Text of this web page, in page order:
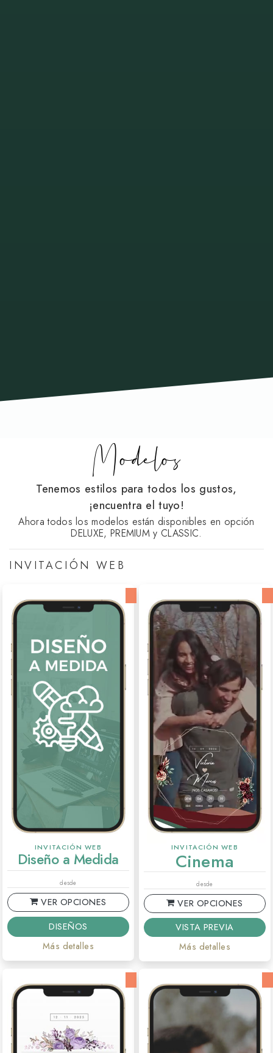
Modelos
Tenemos estilos para todos los gustos,
¡encuentra el tuyo!
Ahora todos los modelos están disponibles en opción
DELUXE, PREMIUM y CLASSIC.
INVITACIÓN WEB
INVITACIÓN WEB
Diseño a Medida
desde
VER OPCIONES
DISEÑOS
Más detalles
INVITACIÓN WEB
Cinema
desde
VER OPCIONES
VISTA PREVIA
Más detalles